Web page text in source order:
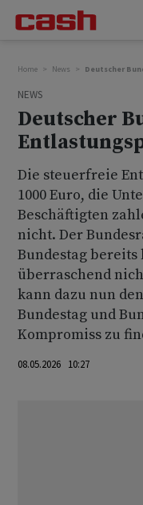
Home News Deutscher
NEWS
Deutscher
Die steuerfreie
1000 Euro, die
Beschäftigten
nicht. Der
Bundestag bereits
überraschend
kann dazu nun
Bundestag und
Kompromiss zu
08.05.2026 10:27